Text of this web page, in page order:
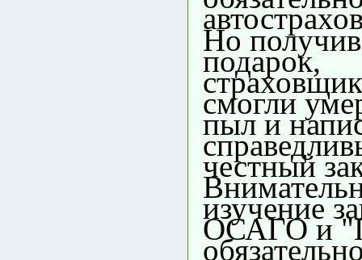
Но
подарок,
смогли
пыл и
честный
изучение
ОСАГО и